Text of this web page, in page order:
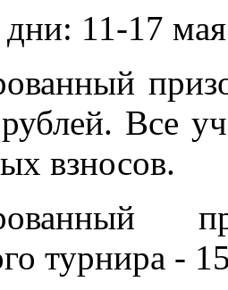
11-17
Все
взносов.
турнира -